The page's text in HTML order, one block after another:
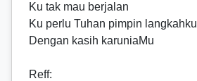
Ku tak mau berjalan
Ku perlu Tuhan pimpin langkahku
Dengan kasih karuniaMu
Reff: